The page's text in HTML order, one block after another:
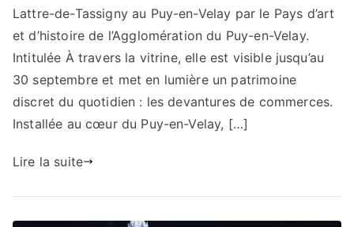
Lattre-de-Tassigny au Puy-en-Velay par le Pays d’art
et d’histoire de l’Agglomération du Puy-en-Velay.
Intitulée À travers la vitrine, elle est visible jusqu’au
30 septembre et met en lumière un patrimoine
discret du quotidien : les devantures de commerces.
Installée au cœur du Puy-en-Velay, […]
Lire la suite